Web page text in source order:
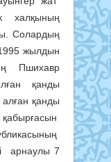
халқының
Солардың
жылдын
Пшихавр
қанды
қанды
арнаулы 7